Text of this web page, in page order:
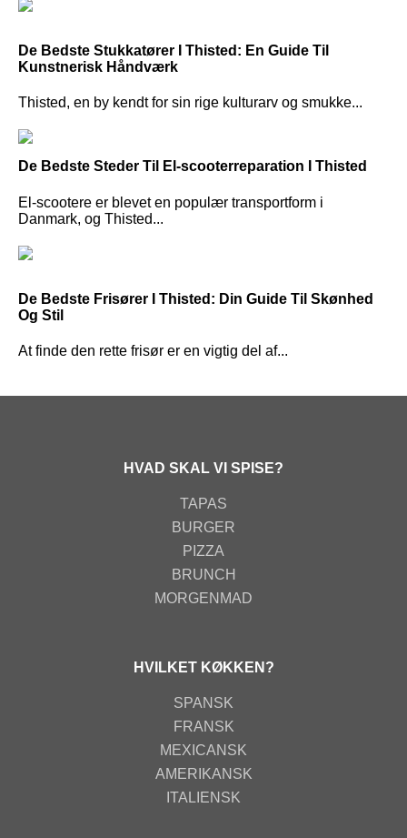
De Bedste Stukkatører I Thisted: En Guide Til
Kunstnerisk Håndværk
Thisted, en by kendt for sin rige kulturarv og smukke...
De Bedste Steder Til El-scooterreparation I Thisted
El-scootere er blevet en populær transportform i
Danmark, og Thisted...
De Bedste Frisører I Thisted: Din Guide Til Skønhed
Og Stil
At finde den rette frisør er en vigtig del af...
HVAD SKAL VI SPISE?
TAPAS
BURGER
PIZZA
BRUNCH
MORGENMAD
HVILKET KØKKEN?
SPANSK
FRANSK
MEXICANSK
AMERIKANSK
ITALIENSK